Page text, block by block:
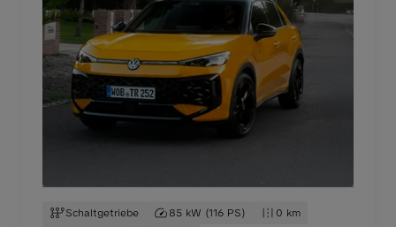
Schaltgetriebe 85 kW (116 PS)
0 km